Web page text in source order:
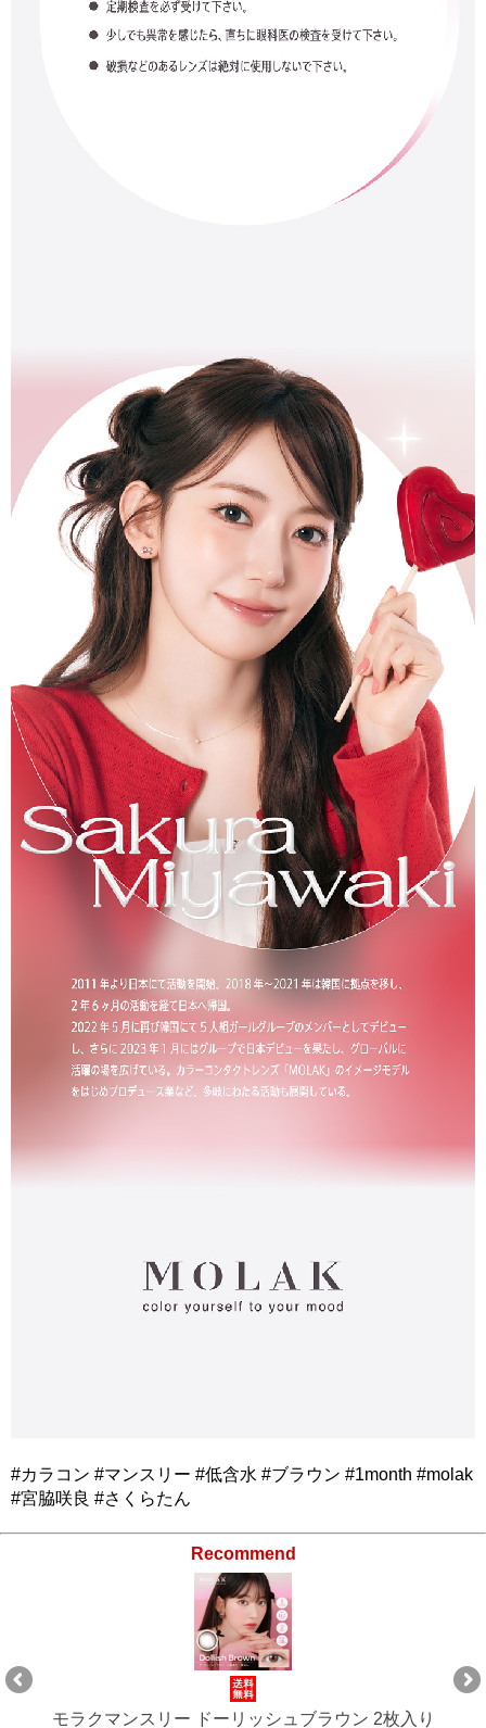
#カラコン #マンスリー #低含水 #ブラウン #1month #molak
#宮脇咲良 #さくらたん
Recommend
モラクマンスリー ドーリッシュブラウン 2枚入り（×2箱）